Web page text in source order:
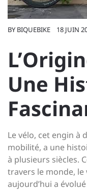
BY BIQUEBIKE 18 JUIN
Une
Le vélo, cet engin à
mobilité, a une
à plusieurs siècles.
travers le monde, le
aujourd’hui a